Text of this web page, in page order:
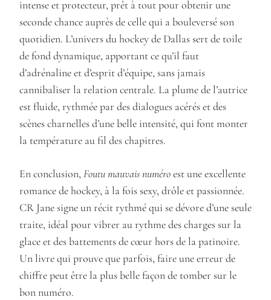
intense et protecteur, prêt à tout pour obtenir une
seconde chance auprès de celle qui a bouleversé son
quotidien. L’univers du hockey de Dallas sert de toile
de fond dynamique, apportant ce qu’il faut
d’adrénaline et d’esprit d’équipe, sans jamais
cannibaliser la relation centrale. La plume de l’autrice
est fluide, rythmée par des dialogues acérés et des
scènes charnelles d’une belle intensité, qui font monter
la température au fil des chapitres.
En conclusion, Foutu mauvais numéroest une excellente
romance de hockey, à la fois sexy, drôle et passionnée.
CR Jane signe un récit rythmé qui se dévore d’une seule
traite, idéal pour vibrer au rythme des charges sur la
glace et des battements de cœur hors de la patinoire.
Un livre qui prouve que parfois, faire une erreur de
chiffre peut être la plus belle façon de tomber sur le
bon numéro.